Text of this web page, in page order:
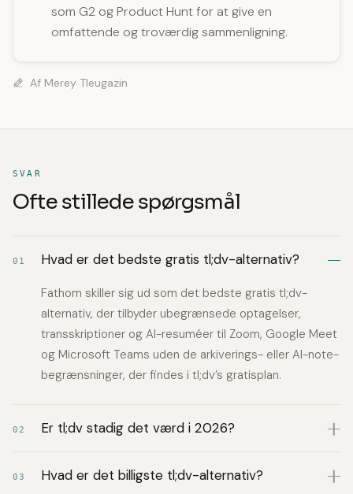
som G2 og Product Hunt for at give en
omfattende og troværdig sammenligning.
Af Merey Tleugazin
SVAR
Ofte stillede spørgsmål
01 Hvad er det bedste gratis tl;dv-alternativ?
Fathom skiller sig ud som det bedste gratis tl;dv-
alternativ, der tilbyder ubegrænsede optagelser,
transskriptioner og AI-resuméer til Zoom, Google Meet
og Microsoft Teams uden de arkiverings- eller AI-note-
begrænsninger, der findes i tl;dv’s gratisplan.
02 Er tl;dv stadig det værd i 2026?
03 Hvad er det billigste tl;dv-alternativ?